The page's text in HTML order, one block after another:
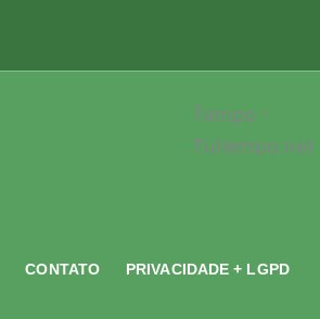
Tempo -
Tutiempo.net
CONTATO PRIVACIDADE + LGPD